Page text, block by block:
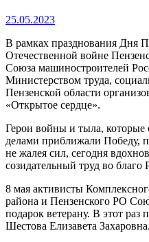
25.05.2023
В рамках празднования Дня
Отечественной войне
Союза машиностроителей
Министерством труда,
Пензенской области
«Открытое сердце».
Герои войны и тыла,
делами приближали Победу,
не жалея сил, сегодня
созидательный труд во благо
8 мая активисты
района и Пензенского РО
подарок ветерану. В этот
Шестова Елизавета Захаровна.